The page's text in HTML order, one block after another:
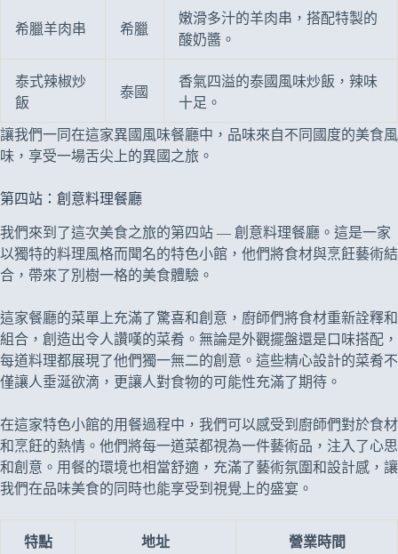
希臘羊肉串 希臘
嫩滑多汁的羊肉串，搭配特製的
酸奶醬。
泰式辣椒炒
飯
泰國
香氣四溢的泰國風味炒飯，辣味
十足。
讓我們一同在這家異國風味餐廳中，品味來自不同國度的美食風
味，享受一場舌尖上的異國之旅。
第四站：創意料理餐廳
我們來到了這次美食之旅的第四站 — 創意料理餐廳。這是一家
以獨特的料理風格而聞名的特色小館，他們將食材與烹飪藝術結
合，帶來了別樹一格的美食體驗。
這家餐廳的菜單上充滿了驚喜和創意，廚師們將食材重新詮釋和
組合，創造出令人讚嘆的菜肴。無論是外觀擺盤還是口味搭配，
每道料理都展現了他們獨一無二的創意。這些精心設計的菜肴不
僅讓人垂涎欲滴，更讓人對食物的可能性充滿了期待。
在這家特色小館的用餐過程中，我們可以感受到廚師們對於食材
和烹飪的熱情。他們將每一道菜都視為一件藝術品，注入了心思
和創意。用餐的環境也相當舒適，充滿了藝術氛圍和設計感，讓
我們在品味美食的同時也能享受到視覺上的盛宴。
特點 地址 營業時間